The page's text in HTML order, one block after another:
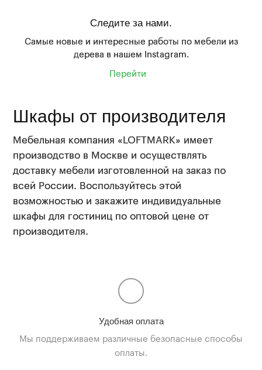
Следите за нами.
Самые новые и интересные работы по мебели из
дерева в нашем Instagram.
Перейти
Шкафы от производителя
Мебельная компания «LOFTMARK» имеет
производство в Москве и осуществлять
доставку мебели изготовленной на заказ по
всей России. Воспользуйтесь этой
возможностью и закажите индивидуальные
шкафы для гостиниц по оптовой цене от
производителя.
Удобная оплата
Мы поддерживаем различные безопасные способы
оплаты.